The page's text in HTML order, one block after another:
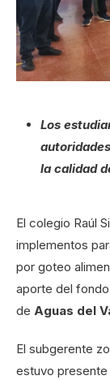
Los
la calidad
El colegio Raúl
implementos
por goteo
aporte del
de Aguas del
El subgerente
estuvo